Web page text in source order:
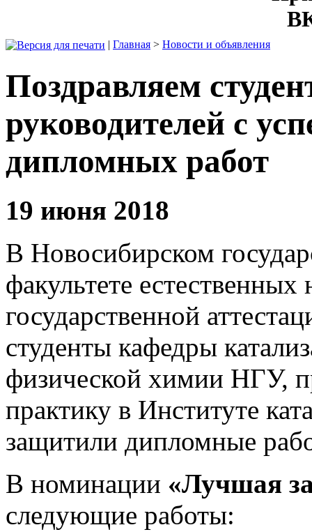
| Главная > Новости и объявления
Поздравляем
руководителей с
дипломных работ
19 июня 2018
В Новосибирском
факультете естественных
государственной
студенты кафедры
физической химии НГУ,
практику в Институте
защитили дипломные
В номинации «Лучшая
следующие работы: